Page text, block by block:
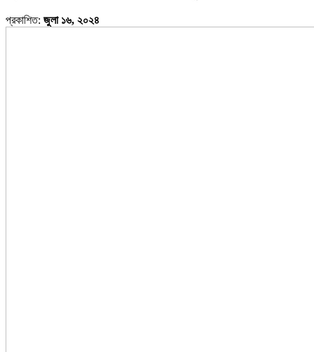
প্রকাশিত: জুলা ১৬, ২০২৪